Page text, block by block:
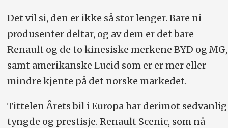
Det vil si, den er ikke så stor lenger. Bare ni
produsenter deltar, og av dem er det bare
Renault og de to kinesiske merkene BYD og MG,
samt amerikanske Lucid som er er mer eller
mindre kjente på det norske markedet.
Tittelen Årets bil i Europa har derimot sedvanlig
tyngde og prestisje. Renault Scenic, som nå